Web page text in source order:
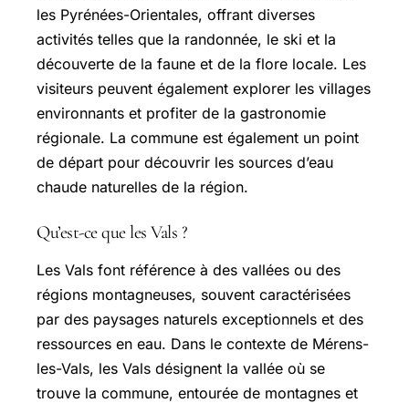
les Pyrénées-Orientales, offrant diverses
activités telles que la randonnée, le ski et la
découverte de la faune et de la flore locale. Les
visiteurs peuvent également explorer les villages
environnants et profiter de la gastronomie
régionale. La commune est également un point
de départ pour découvrir les sources d’eau
chaude naturelles de la région.
Qu’est-ce que les Vals ?
Les Vals font référence à des vallées ou des
régions montagneuses, souvent caractérisées
par des paysages naturels exceptionnels et des
ressources en eau. Dans le contexte de Mérens-
les-Vals, les Vals désignent la vallée où se
trouve la commune, entourée de montagnes et